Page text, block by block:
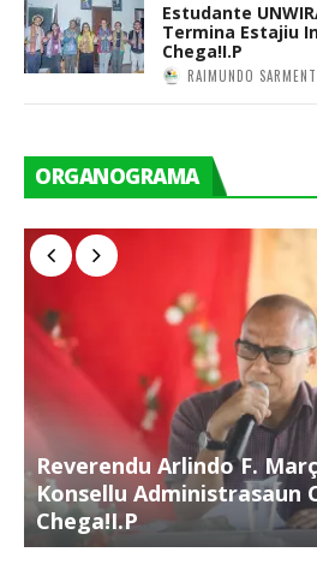
Estudante
Termina Estajiu
Chega!I.P
RAIMUNDO
ORGANOGRAMA
Reverendu Arlindo F.
Konsellu Administrasaun
Chega!I.P